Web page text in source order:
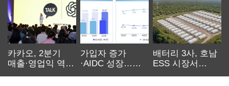
카카오, 2분기
매출·영업익 역대
가입자 증가
·AIDC 성장…
배터리 3사, 호남
ESS 시장서